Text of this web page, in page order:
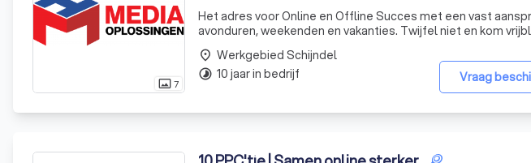
photo_size_select_actual7
Het adres voor Online en Offline Succes met een vast
avonduren, weekenden en vakanties. Twijfel niet en kom
Vraag
place Werkgebied Schijndel
timelapse 10 jaar in bedrijf